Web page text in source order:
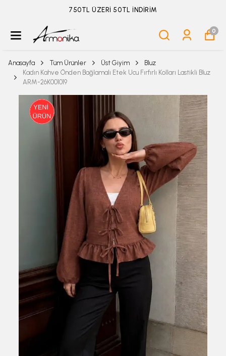
ÜYELİKSİZ SİPARİŞ İADE TALEBİ İÇİN TIKLA
0
Anasayfa Tüm Ürünler Üst Giyim
Bluz
Kadın Kahve Önden Bağlamalı Etek Ucu Fırfırlı Kolları Lastikli Bluz
ARM-26K001019